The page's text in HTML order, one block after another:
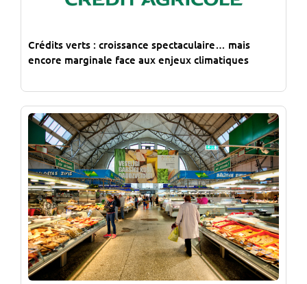
Crédits verts : croissance spectaculaire… mais
encore marginale face aux enjeux climatiques